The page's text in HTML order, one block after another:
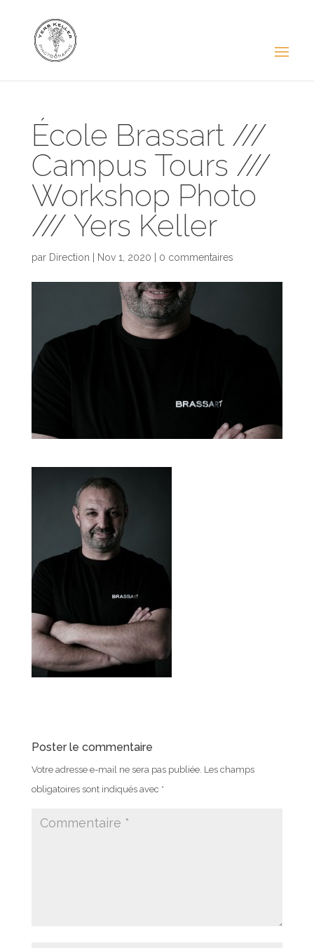
École Brassart ///
Campus Tours ///
Workshop Photo
/// Yers Keller
par Direction Nov 1, 2020 0 commentaires
Poster le commentaire
Votre adresse e-mail ne sera pas publiée. Les champs
obligatoires sont indiqués avec *